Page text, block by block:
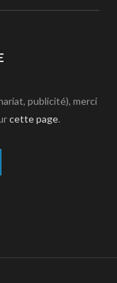
publicité), merci
cette page.